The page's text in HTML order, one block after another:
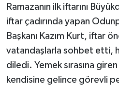
Ramazanın ilk iftarını
iftar çadırında yapan
Başkanı Kazım Kurt, iftar
vatandaşlarla sohbet etti,
diledi. Yemek sırasına
kendisine gelince görevli